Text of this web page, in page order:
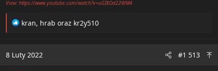
View: https://www.youtube.com/watch?v=uGI8Od22WM4
R
t
kran, hrab oraz kr2y510
8 Luty 2022 #1 513